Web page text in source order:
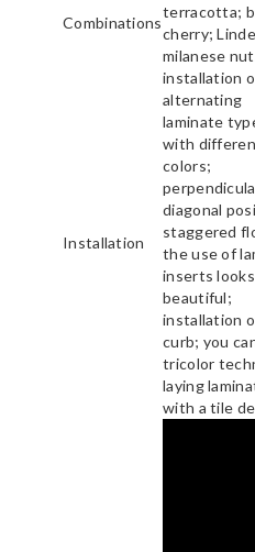
Combinations
terracotta;
cherry;
milanese
Installation
installation
alternating
laminate
with
colors;
diagonal
staggered
the use of
inserts looks
beautiful;
installation
curb; you
tricolor
laying
with a tile